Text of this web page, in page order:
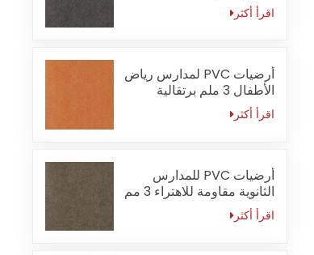
اقرأ أكثر
أرضيات PVC لمدارس رياض
الأطفال 3 ملم برتقالية
مقاومة للحريق
اقرأ أكثر
أرضيات PVC للمدارس
الثانوية مقاومة للاهتراء 3 مم
اقرأ أكثر